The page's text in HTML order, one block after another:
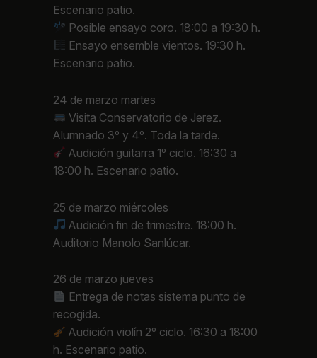
Escenario patio.
Posible ensayo coro. 18:00 a 19:30 h.
Ensayo ensemble vientos. 19:30 h.
Escenario patio.
24 de marzo martes
Visita Conservatorio de Jerez.
Alumnado 3º y 4º. Toda la tarde.
Audición guitarra 1º ciclo. 16:30 a
18:00 h. Escenario patio.
25 de marzo miércoles
Audición fin de trimestre. 18:00 h.
Auditorio Manolo Sanlúcar.
26 de marzo jueves
Entrega de notas sistema punto de
recogida.
Audición violín 2º ciclo. 16:30 a 18:00
h. Escenario patio.